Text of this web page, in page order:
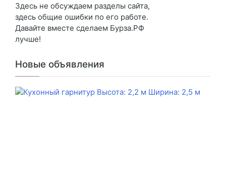
Здесь не обсуждаем разделы сайта,
здесь общие ошибки по его работе.
Давайте вместе сделаем Бурза.РФ
лучше!
Новые объявления